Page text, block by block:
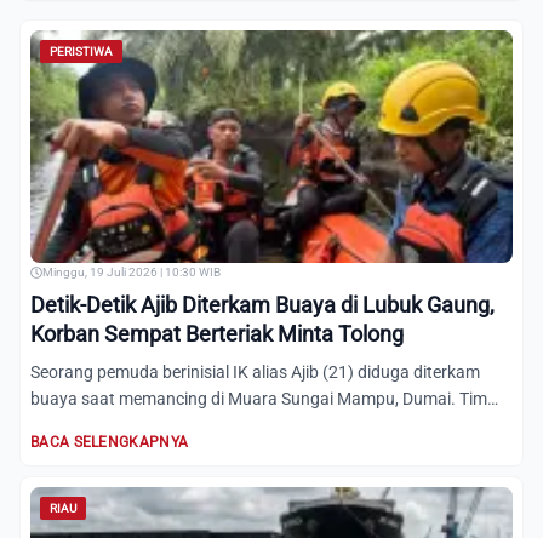
PERISTIWA
Minggu, 19 Juli 2026 | 10:30 WIB
Detik-Detik Ajib Diterkam Buaya di Lubuk Gaung,
Korban Sempat Berteriak Minta Tolong
Seorang pemuda berinisial IK alias Ajib (21) diduga diterkam
buaya saat memancing di Muara Sungai Mampu, Dumai. Tim
BACA SELENGKAPNYA
RIAU